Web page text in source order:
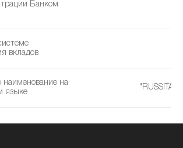
Банком
вкладов
наименование на
языке